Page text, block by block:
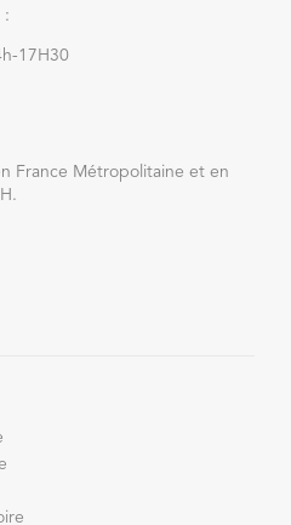
:
17H30
France Métropolitaine et en